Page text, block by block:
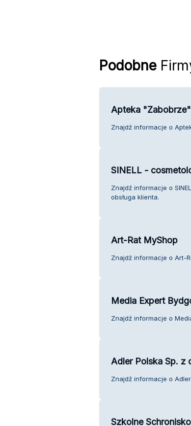
Podobne
Apteka "Zabobrze"
Znajdź informacje o
SINELL -
Znajdź informacje o
obsługa klienta.
Art-Rat MyShop
Znajdź informacje o Art-
Media Expert
Znajdź informacje o
Adler Polska Sp. z
Znajdź informacje o Adler
Szkolne